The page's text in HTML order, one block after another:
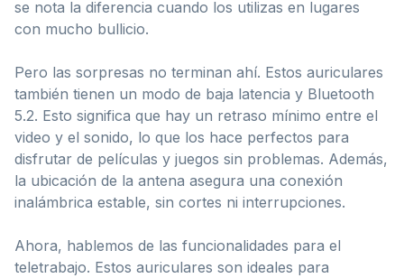
se nota la diferencia cuando los utilizas en lugares
con mucho bullicio.
Pero las sorpresas no terminan ahí. Estos auriculares
también tienen un modo de baja latencia y Bluetooth
5.2. Esto significa que hay un retraso mínimo entre el
video y el sonido, lo que los hace perfectos para
disfrutar de películas y juegos sin problemas. Además,
la ubicación de la antena asegura una conexión
inalámbrica estable, sin cortes ni interrupciones.
Ahora, hablemos de las funcionalidades para el
teletrabajo. Estos auriculares son ideales para